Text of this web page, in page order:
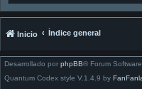
Inicio Índice general
Desarrollado por phpBB® Forum
Quantum Codex style V.1.4.9 by